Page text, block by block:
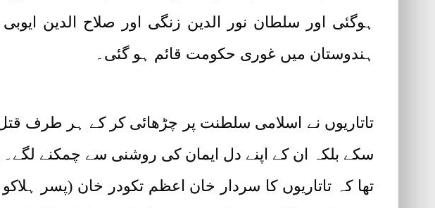
ہوگئی اور سلطان نور الدین زنگی اور صلاح الدین
ہندوستان میں غوری حکومت قائم ہو گئی۔
تاتاریوں نے اسلامی سلطنت پر چڑھائی کر کے ہر طرف
سکے بلکہ ان کے اپنے دل ایمان کی روشنی سے چمکنے
تھا کہ تاتاریوں کا سردار خان اعظم تکودر خان (پسر